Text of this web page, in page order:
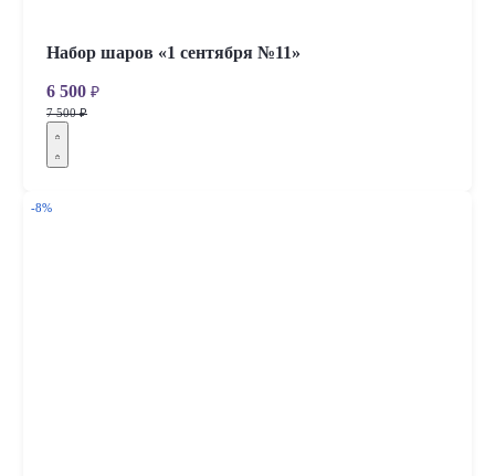
Набор шаров «1 сентября №11»
6 500 ₽
7 500 ₽
-8%